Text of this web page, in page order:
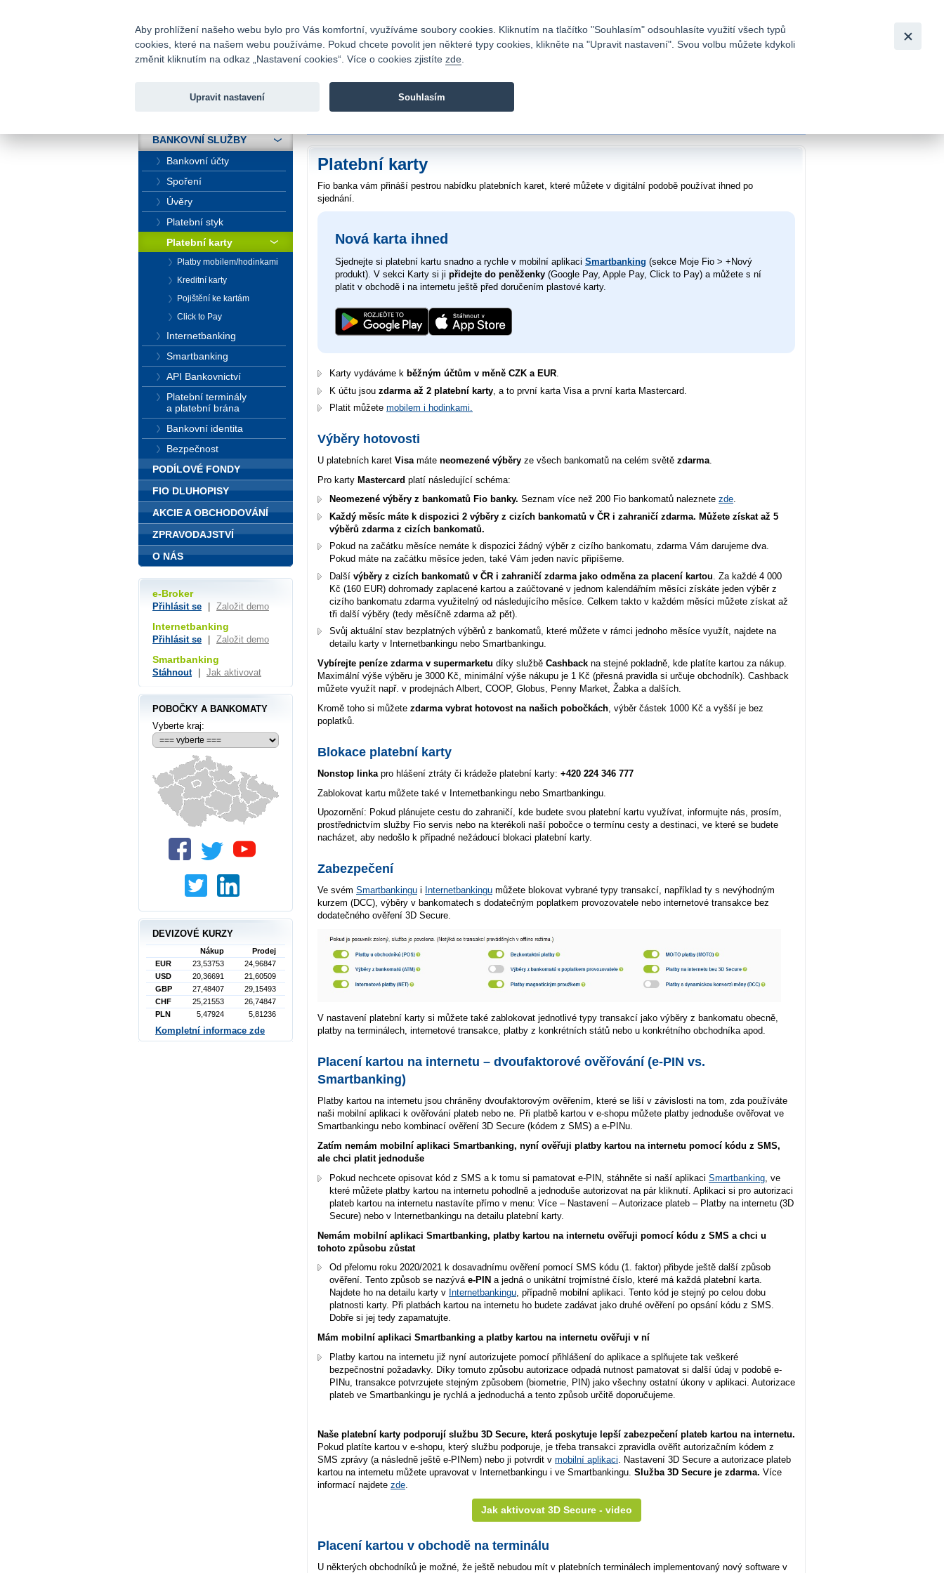
Fio banka
Fio banka je moderní česká banka. Poskytuje účty bez poplatků a
Platební karty
Fio banka vám přináší pestrou nabídku platebních karet, které můžete v digitální podobě používat ihned po
sjednání.
Nová karta ihned
Sjednejte si platební kartu snadno a rychle v mobilní aplikaci Smartbanking (sekce Moje Fio > +Nový
produkt). V sekci Karty si ji přidejte do peněženky (Google Pay, Apple Pay, Click to Pay) a můžete s ní
platit v obchodě i na internetu ještě před doručením plastové karty.
Karty vydáváme k běžným účtům v měně CZK a EUR.
K účtu jsou zdarma až 2 platební karty , a to první karta Visa a první karta Mastercard.
Platit můžete mobilem i hodinkami.
Výběry hotovosti
U platebních karet Visa máte neomezené výběry ze všech bankomatů na celém světě zdarma
Pro karty Mastercard platí následující schéma:
Neomezené výběry z bankomatů Fio banky. Seznam více než 200 Fio bankomatů naleznete zde.
Každý měsíc máte k dispozici 2 výběry z cizích bankomatů v ČR i zahraničí zdarma. Můžete získat až 5
výběrů zdarma z cizích bankomatů.
Pokud na začátku měsíce nemáte k dispozici žádný výběr z cizího bankomatu, zdarma Vám darujeme dva.
Pokud máte na začátku měsíce jeden, také Vám jeden navíc připíšeme.
Další výběry z cizích bankomatů v ČR i zahraničí zdarma jako odměna za placení kartou . Za každé 4 000
Kč (160 EUR) dohromady zaplacené kartou a zaúčtované v jednom kalendářním měsíci získáte jeden výběr z
cizího bankomatu zdarma využitelný od následujícího měsíce. Celkem takto v každém měsíci můžete získat až
tři další výběry (tedy měsíčně zdarma až pět).
Svůj aktuální stav bezplatných výběrů z bankomatů, které můžete v rámci jednoho měsíce využít, najdete na
detailu karty v Internetbankingu nebo Smartbankingu.
Vybírejte peníze zdarma v supermarketu díky službě Cashback na stejné pokladně, kde platíte kartou za nákup.
Maximální výše výběru je 3000 Kč, minimální výše nákupu je 1 Kč (přesná pravidla si určuje obchodník). Cashback
můžete využít např. v prodejnách Albert, COOP, Globus, Penny Market, Žabka a dalších.
Kromě toho si můžete zdarma vybrat hotovost na našich pobočkách, výběr částek 1000 Kč a vyšší je bez
poplatků.
Blokace platební karty
Nonstop linka pro hlášení ztráty či krádeže platební karty: +420 224 346 777
Zablokovat kartu můžete také v Internetbankingu nebo Smartbankingu.
Upozornění: Pokud plánujete cestu do zahraničí, kde budete svou platební kartu využívat, informujte nás, prosím,
prostřednictvím služby Fio servis nebo na kterékoli naší pobočce o termínu cesty a destinaci, ve které se budete
nacházet, aby nedošlo k případné nežádoucí blokaci platební karty.
Zabezpečení
Ve svém Smartbankingu i Internetbankingu můžete blokovat vybrané typy transakcí, například ty s nevýhodným
kurzem (DCC), výběry v bankomatech s dodatečným poplatkem provozovatele nebo internetové transakce bez
dodatečného ověření 3D Secure.
V nastavení platební karty si můžete také zablokovat jednotlivé typy transakcí jako výběry z bankomatu obecně,
platby na terminálech, internetové transakce, platby z konkrétních států nebo u konkrétního obchodníka apod.
Placení kartou na internetu – dvoufaktorové ověřování (e-PIN vs.
Smartbanking)
Platby kartou na internetu jsou chráněny dvoufaktorovým ověřením, které se liší v závislosti na tom, zda používáte
naši mobilní aplikaci k ověřování plateb nebo ne. Při platbě kartou v e-shopu můžete platby jednoduše ověřovat ve
Smartbankingu nebo kombinací ověření 3D Secure (kódem z SMS) a e-PINu.
Zatím nemám mobilní aplikaci Smartbanking, nyní ověřuji platby kartou na internetu pomocí kódu z SMS,
ale chci platit jednoduše
Pokud nechcete opisovat kód z SMS a k tomu si pamatovat e-PIN, stáhněte si naší aplikaci Smartbanking , ve
které můžete platby kartou na internetu pohodlně a jednoduše autorizovat na pár kliknutí. Aplikaci si pro autorizaci
plateb kartou na internetu nastavíte přímo v menu: Více – Nastavení – Autorizace plateb – Platby na internetu (3D
Secure) nebo v Internetbankingu na detailu platební karty.
Nemám mobilní aplikaci Smartbanking, platby kartou na internetu ověřuji pomocí kódu z SMS a chci u
tohoto způsobu zůstat
Od přelomu roku 2020/2021 k dosavadnímu ověření pomocí SMS kódu (1. faktor) přibyde ještě další způsob
ověření. Tento způsob se nazývá e-PIN a jedná o unikátní trojmístné číslo, které má každá platební karta.
Najdete ho na detailu karty v Internetbankingu, případně mobilní aplikaci. Tento kód je stejný po celou dobu
platnosti karty. Při platbách kartou na internetu ho budete zadávat jako druhé ověření po opsání kódu z SMS.
Dobře si jej tedy zapamatujte.
Mám mobilní aplikaci Smartbanking a platby kartou na internetu ověřuji v ní
Platby kartou na internetu již nyní autorizujete pomocí přihlášení do aplikace a splňujete tak veškeré
bezpečnostní požadavky. Díky tomuto způsobu autorizace odpadá nutnost pamatovat si další údaj v podobě e-
PINu, transakce potvrzujete stejným způsobem (biometrie, PIN) jako všechny ostatní úkony v aplikaci. Autorizace
plateb ve Smartbankingu je rychlá a jednoduchá a tento způsob určitě doporučujeme.
Naše platební karty podporují službu 3D Secure, která poskytuje lepší zabezpečení plateb kartou na internetu.
Pokud platíte kartou v e-shopu, který službu podporuje, je třeba transakci zpravidla ověřit autorizačním kódem z
SMS zprávy (a následně ještě e-PINem) nebo ji potvrdit v mobilní aplikaci . Nastavení 3D Secure a autorizace plateb
kartou na internetu můžete upravovat v Internetbankingu i ve Smartbankingu. Služba 3D Secure je zdarma. Více
informací najdete zde
Jak aktivovat 3D Secure - video
Placení kartou v obchodě na terminálu
U některých obchodníků je možné, že ještě nebudou mít v platebních terminálech implementovaný nový software v
BANKOVNÍ SLUŽBY
Bankovní účty
Spoření
Úvěry
Platební styk
Platební karty
Platby mobilem/hodinkami
Kreditní karty
Pojištění ke kartám
Click to Pay
Internetbanking
Smartbanking
API Bankovnictví
Platební terminály
a platební brána
Bankovní identita
Bezpečnost
PODÍLOVÉ FONDY
FIO DLUHOPISY
AKCIE A OBCHODOVÁNÍ
ZPRAVODAJSTVÍ
O NÁS
e-Broker
Přihlásit se Založit demo
Internetbanking
Přihlásit se Založit demo
Smartbanking
Stáhnout Jak aktivovat
POBOČKY A BANKOMATY
Vyberte kraj:
DEVIZOVÉ KURZY
Nákup
Prodej
EUR
23,53753
24,96847
USD
20,36691
21,60509
GBP
27,48407
29,15493
CHF
25,21553
26,74847
PLN
5,47924 5,81236
Kompletní informace zde
Aby prohlížení našeho webu bylo pro Vás komfortní, využíváme soubory cookies. Kliknutím na tlačítko "Souhlasím" odsouhlasíte využití všech typů
cookies, které na našem webu používáme. Pokud chcete povolit jen některé typy cookies, klikněte na "Upravit nastavení". Svou volbu můžete kdykoli
změnit kliknutím na odkaz „Nastavení cookies“. Více o cookies zjistíte zde
Upravit nastavení Souhlasím